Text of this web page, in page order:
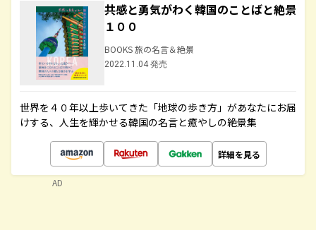
共感と勇気がわく韓国のことばと絶景
１００
BOOKS 旅の名言＆絶景
2022.11.04 発売
世界を４０年以上歩いてきた「地球の歩き方」があなたにお届
けする、人生を輝かせる韓国の名言と癒やしの絶景集
詳細を見る
AD